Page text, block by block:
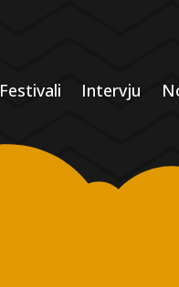
Festivali Intervju